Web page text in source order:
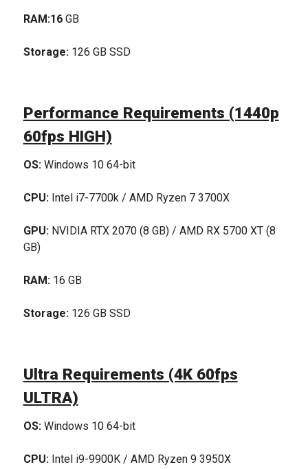
RAM:16GB
Storage:126 GB SSD
Performance Requirements (1440p
60fps HIGH)
OS:Windows 10 64-bit
CPU:Intel i7-7700k / AMD Ryzen 7 3700X
GPU:NVIDIA RTX 2070 (8 GB) / AMD RX 5700 XT (8
GB)
RAM:16 GB
Storage:126 GB SSD
Ultra Requirements (4K 60fps
ULTRA)
OS:Windows 10 64-bit
CPU:Intel i9-9900K / AMD Ryzen 9 3950X